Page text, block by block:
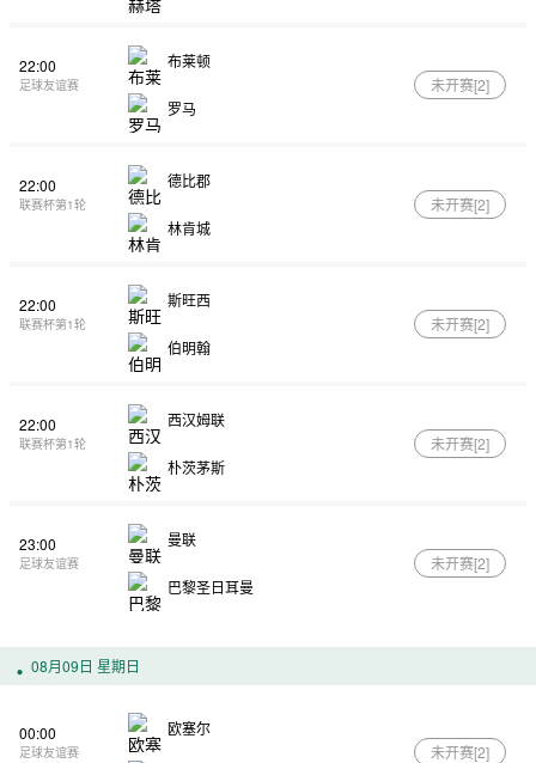
22:00
足球友谊赛
布莱顿
罗马
未开赛[2]
22:00
联赛杯第1轮
德比郡
林肯城
未开赛[2]
22:00
联赛杯第1轮
斯旺西
伯明翰
未开赛[2]
22:00
联赛杯第1轮
西汉姆联
朴茨茅斯
未开赛[2]
23:00
足球友谊赛
曼联
巴黎圣日耳曼
未开赛[2]
08月09日 星期日
00:00
足球友谊赛
欧塞尔
未开赛[2]